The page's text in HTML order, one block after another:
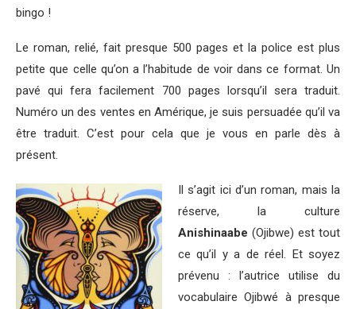
bingo !
Le roman, relié, fait presque 500 pages et la police est plus
petite que celle qu’on a l’habitude de voir dans ce format. Un
pavé qui fera facilement 700 pages lorsqu’il sera traduit.
Numéro un des ventes en Amérique, je suis persuadée qu’il va
être traduit. C’est pour cela que je vous en parle dès à
présent.
Il s’agit ici d’un roman, mais la
réserve, la culture
Anishinaabe (Ojibwe) est tout
ce qu’il y a de réel. Et soyez
prévenu : l’autrice utilise du
vocabulaire Ojibwé à presque